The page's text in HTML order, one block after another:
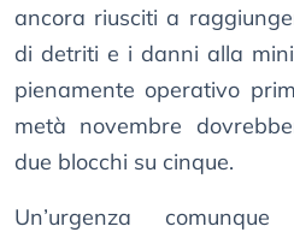
ancora riusciti a
di detriti e i danni alla
pienamente operativo
metà novembre
due blocchi su cinque.
Un’urgenza